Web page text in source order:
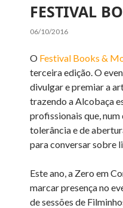
FESTIVAL
06/10/2016
O Festival Books &
terceira edição. O
divulgar e premiar a
trazendo a Alcobaça
profissionais que,
tolerância e de
para conversar sobre
Este ano, a Zero em
marcar presença no
de sessões de